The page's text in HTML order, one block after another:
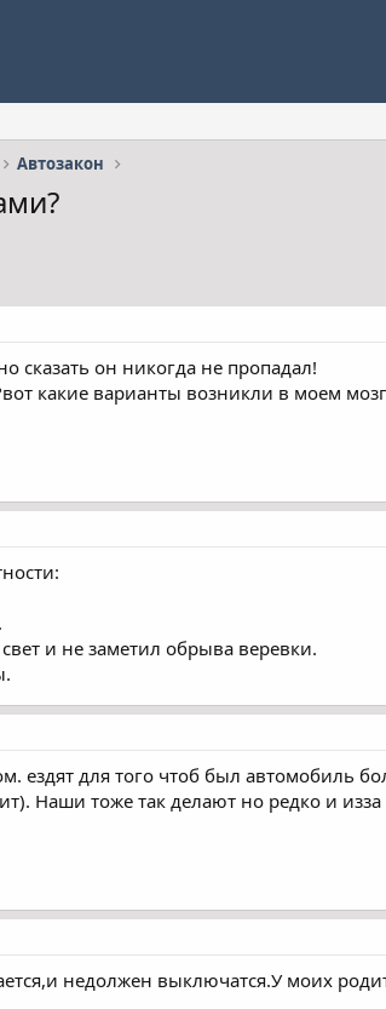
Автозакон
сказать он никогда не пропадал!
какие варианты возникли в моем
и не заметил обрыва веревки.
ездят для того чтоб был автомобиль
Наши тоже так делают но редко и изза
недолжен выключатся.У моих